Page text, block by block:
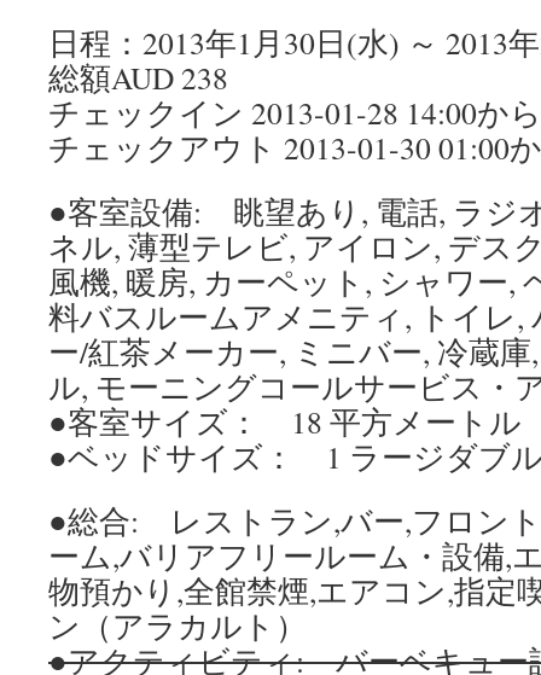
日程：2013年1月30日(水) ～ 2013
総額AUD 238
チェックイン 2013-01-28 14:00か
チェックアウト 2013-01-30 01:00
●客室設備: 眺望あり, 電話, ラジ
ネル, 薄型テレビ, アイロン, デス
風機, 暖房, カーペット, シャワー,
料バスルームアメニティ, トイレ,
ー/紅茶メーカー, ミニバー, 冷蔵
ル, モーニングコールサービス・
●客室サイズ： 18 平方メートル
●ベッドサイズ： 1 ラージダブ
●総合: レストラン,バー,フロン
ーム,バリアフリールーム・設備,
物預かり,全館禁煙,エアコン,指定
ン（アラカルト）
●アクティビティ: バーベキュー